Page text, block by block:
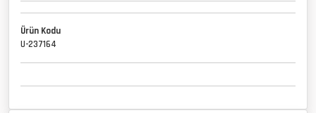
Ürün Kodu
U-237164